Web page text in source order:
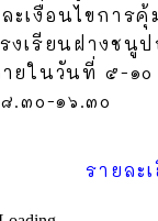
ะเงื่อนไขการ
งเรียนฝางชนู
ยในวันที่ ๕-๑
.๓๐-๑๖.๓๐
รายละ